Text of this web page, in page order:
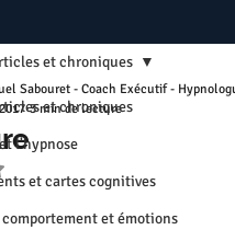
et chroniques
l'hypnose
et cartes cognitives
et émotions
et chroniques
Sabouret - Coach Exécutif -
3 min de lecture
étoiles sur 5.